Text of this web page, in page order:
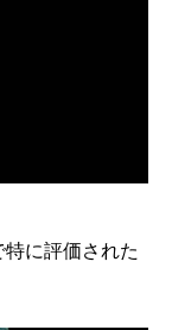
に評価された